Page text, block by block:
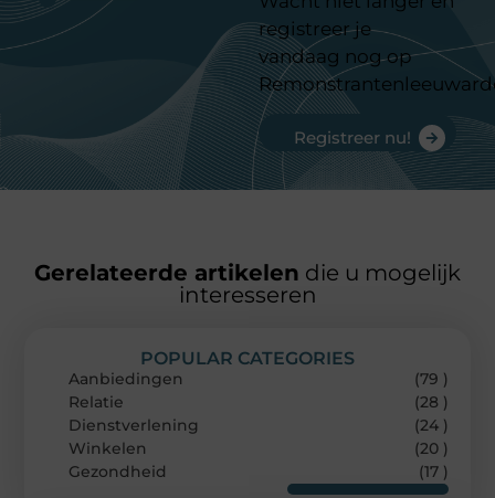
registreer je
vandaag nog op
Registreer nu!
Gerelateerde artikelen die u mogelijk
interesseren
POPULAR CATEGORIES
Aanbiedingen
(79 )
Relatie
(28 )
Dienstverlening
(24 )
Winkelen
(20 )
Gezondheid
(17 )